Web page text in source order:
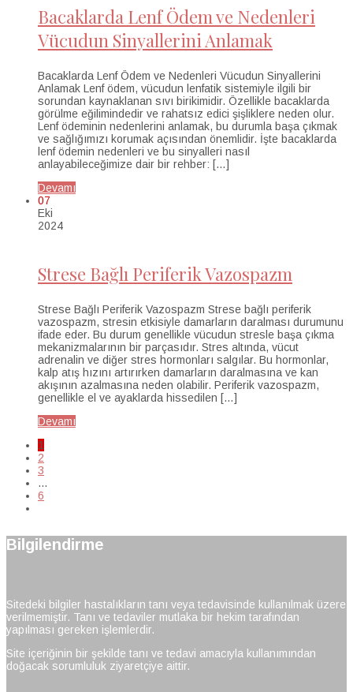
Bacaklarda Lenf Ödem ve Nedenleri
Vücudun Sinyallerini Anlamak
Bacaklarda Lenf Ödem ve Nedenleri Vücudun Sinyallerini
Anlamak Lenf ödem, vücudun lenfatik sistemiyle ilgili bir
sorundan kaynaklanan sıvı birikimidir. Özellikle bacaklarda
görülme eğilimindedir ve rahatsız edici şişliklere neden olur.
Lenf ödeminin nedenlerini anlamak, bu durumla başa çıkmak
ve sağlığımızı korumak açısından önemlidir. İşte bacaklarda
lenf ödemin nedenleri ve bu sinyalleri nasıl
anlayabileceğimize dair bir rehber: […]
Devamı
07
Eki
2024
Strese Bağlı Periferik Vazospazm
Strese Bağlı Periferik Vazospazm Strese bağlı periferik
vazospazm, stresin etkisiyle damarların daralması durumunu
ifade eder. Bu durum genellikle vücudun stresle başa çıkma
mekanizmalarının bir parçasıdır. Stres altında, vücut
adrenalin ve diğer stres hormonları salgılar. Bu hormonlar,
kalp atış hızını artırırken damarların daralmasına ve kan
akışının azalmasına neden olabilir. Periferik vazospazm,
genellikle el ve ayaklarda hissedilen […]
Devamı
1
2
3
…
6
Bilgilendirme
Sitedeki bilgiler hastalıkların tanı veya tedavisinde kullanılmak üzere
verilmemiştir. Tanı ve tedaviler mutlaka bir hekim tarafından
yapılması gereken işlemlerdir.
Site içeriğinin bir şekilde tanı ve tedavi amacıyla kullanımından
doğacak sorumluluk ziyaretçiye aittir.